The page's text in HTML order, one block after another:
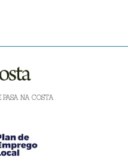
PASA NA COSTA